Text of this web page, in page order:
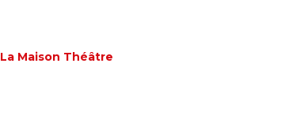
La Maison Théâtre